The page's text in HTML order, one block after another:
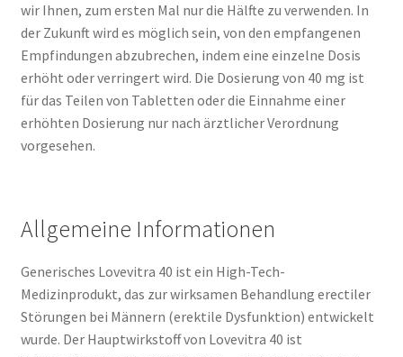
wir Ihnen, zum ersten Mal nur die Hälfte zu verwenden. In
der Zukunft wird es möglich sein, von den empfangenen
Empfindungen abzubrechen, indem eine einzelne Dosis
erhöht oder verringert wird. Die Dosierung von 40 mg ist
für das Teilen von Tabletten oder die Einnahme einer
erhöhten Dosierung nur nach ärztlicher Verordnung
vorgesehen.
Allgemeine Informationen
Generisches Lovevitra 40 ist ein High-Tech-
Medizinprodukt, das zur wirksamen Behandlung erectiler
Störungen bei Männern (erektile Dysfunktion) entwickelt
wurde. Der Hauptwirkstoff von Lovevitra 40 ist